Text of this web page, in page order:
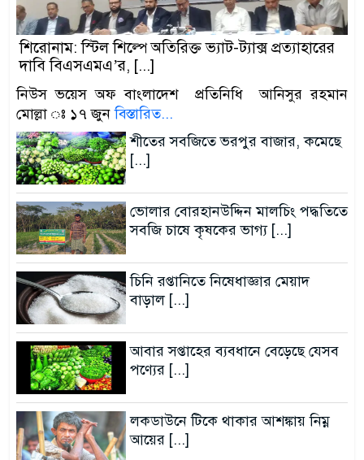
শিরোনাম: স্টিল শিল্পে অতিরিক্ত ভ্যাট-ট্যাক্স প্রত্যাহারের
দাবি বিএসএমএ’র, [...]
নিউস ভয়েস অফ বাংলাদেশ প্রতিনিধি আনিসুর রহমান
মোল্লা ঃ ১৭ জুনবিস্তারিত...
শীতের সবজিতে ভরপুর বাজার, কমেছে
[...]
ভোলার বোরহানউদ্দিন মালচিং পদ্ধতিতে
সবজি চাষে কৃষকের ভাগ্য [...]
চিনি রপ্তানিতে নিষেধাজ্ঞার মেয়াদ
বাড়াল [...]
আবার সপ্তাহের ব্যবধানে বেড়েছে যেসব
পণ্যের [...]
লকডাউনে টিকে থাকার আশঙ্কায় নিম্ন
আয়ের [...]